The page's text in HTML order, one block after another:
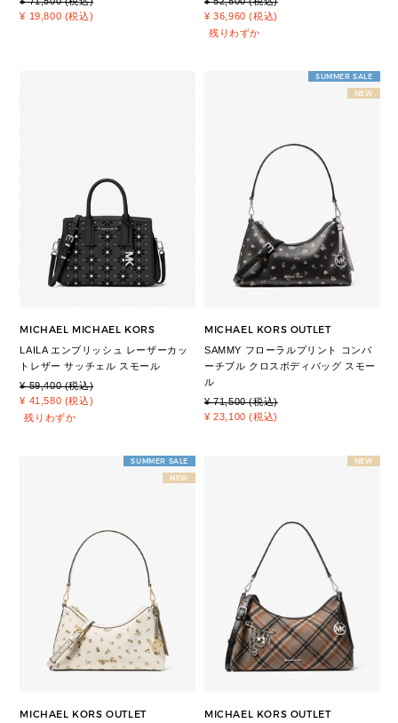
¥ 19,800 (税込)
¥ 36,960 (税込)
残りわずか
MICHAEL MICHAEL KORS
LAILA エンブリッシュ レーザーカッ
トレザー サッチェル スモール
¥ 59,400 (税込)
¥ 41,580 (税込)
残りわずか
SUMMER SALE
NEW
MICHAEL KORS OUTLET
SAMMY フローラルプリント コンバ
ーチブル クロスボディバッグ スモー
ル
¥ 71,500 (税込)
¥ 23,100 (税込)
SUMMER SALE
NEW
MICHAEL KORS OUTLET
NEW
MICHAEL KORS OUTLET